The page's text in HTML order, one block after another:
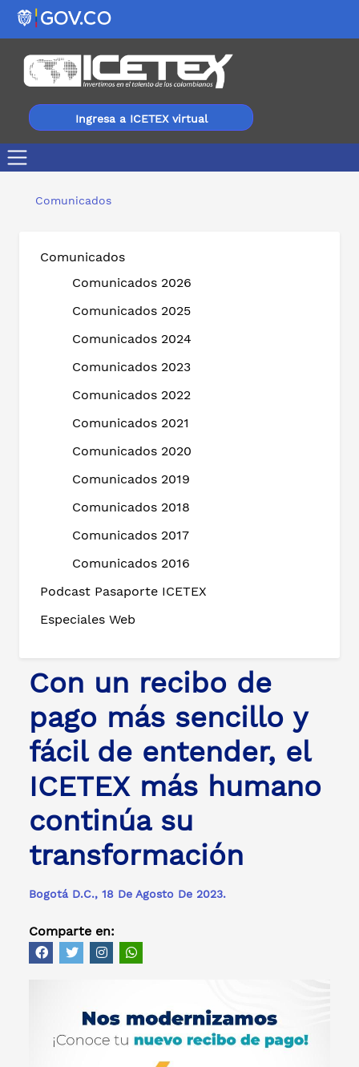
Ingresa a ICETEX virtual
Comunicados
Comunicados
Comunicados 2026
Comunicados 2025
Comunicados 2024
Comunicados 2023
Comunicados 2022
Comunicados 2021
Comunicados 2020
Comunicados 2019
Comunicados 2018
Comunicados 2017
Comunicados 2016
Podcast Pasaporte ICETEX
Especiales Web
Con un recibo de
pago más sencillo y
fácil de entender, el
ICETEX más humano
continúa su
transformación
Bogotá D.C., 18 De Agosto De 2023.
Comparte en: